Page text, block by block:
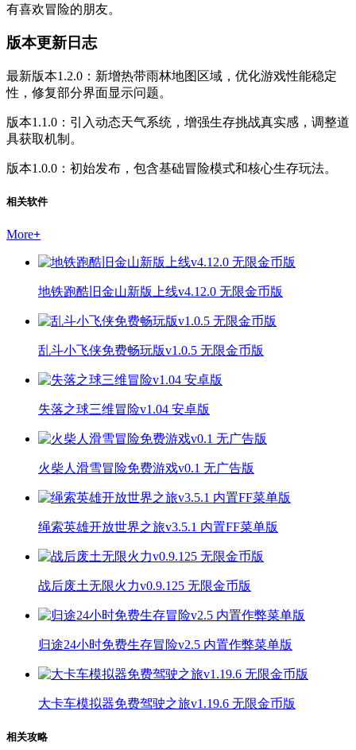
有喜欢冒险的朋友。
版本更新日志
最新版本1.2.0：新增热带雨林地图区域，优化游戏性能稳定
性，修复部分界面显示问题。
版本1.1.0：引入动态天气系统，增强生存挑战真实感，调整道
具获取机制。
版本1.0.0：初始发布，包含基础冒险模式和核心生存玩法。
相关软件
More+
地铁跑酷旧金山新版上线v4.12.0 无限金币版
乱斗小飞侠免费畅玩版v1.0.5 无限金币版
失落之球三维冒险v1.04 安卓版
火柴人滑雪冒险免费游戏v0.1 无广告版
绳索英雄开放世界之旅v3.5.1 内置FF菜单版
战后废土无限火力v0.9.125 无限金币版
归途24小时免费生存冒险v2.5 内置作弊菜单版
大卡车模拟器免费驾驶之旅v1.19.6 无限金币版
相关攻略